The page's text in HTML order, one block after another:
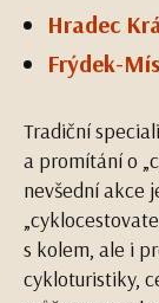
Hradec
Frýdek-
Tradiční
a promítání o
nevšední akce
s kolem, ale i
cykloturistiky,